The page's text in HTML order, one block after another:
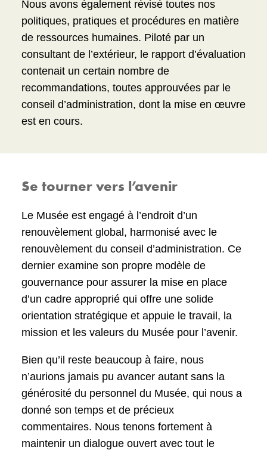
une communauté tandis que nous nous
employons à stabiliser le leadeurship.
Ainsi, nous amorçons un cheminement
d’apprentissage, tout en augmentant la
sensibilisation et la proactivité en matière de
diversité et d’inclusion.
le Musée a publié son premierPlan
d’accessibilité. Nous nous engageons à
améliorer l’accessibilité en mettant en œuvre
ce Plan au cours des trois prochaines années.
Pour en savoir plus sur le Plan d’accessibilité
du Musée, veuillez consulter la version
électronique
Nous avons également révisé toutes nos
politiques, pratiques et procédures en matière
de ressources humaines. Piloté par un
consultant de l’extérieur, le rapport d’évaluation
contenait un certain nombre de
recommandations, toutes approuvées par le
conseil d’administration, dont la mise en œuvre
est en cours.
Se tourner vers l’avenir
Le Musée est engagé à l’endroit d’un
renouvèlement global, harmonisé avec le
renouvèlement du conseil d’administration. Ce
dernier examine son propre modèle de
gouvernance pour assurer la mise en place
d’un cadre approprié qui offre une solide
orientation stratégique et appuie le travail, la
mission et les valeurs du Musée pour l’avenir.
Bien qu’il reste beaucoup à faire, nous
n’aurions jamais pu avancer autant sans la
générosité du personnel du Musée, qui nous a
donné son temps et de précieux
commentaires. Nous tenons fortement à
maintenir un dialogue ouvert avec tout le